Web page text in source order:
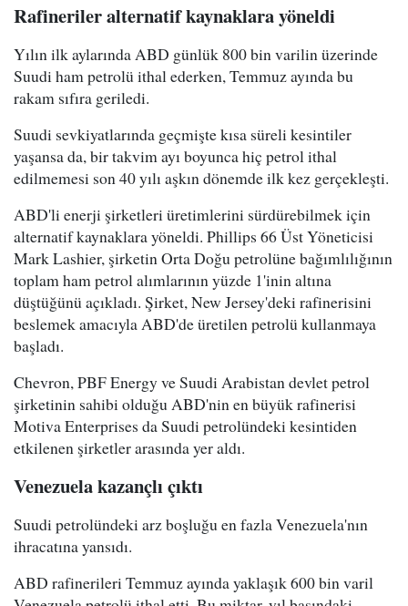
Rafineriler alternatif kaynaklara yöneldi
Yılın ilk aylarında ABD günlük 800 bin varilin üzerinde
Suudi ham petrolü ithal ederken, Temmuz ayında bu
rakam sıfıra geriledi.
Suudi sevkiyatlarında geçmişte kısa süreli kesintiler
yaşansa da, bir takvim ayı boyunca hiç petrol ithal
edilmemesi son 40 yılı aşkın dönemde ilk kez gerçekleşti.
ABD'li enerji şirketleri üretimlerini sürdürebilmek için
alternatif kaynaklara yöneldi. Phillips 66 Üst Yöneticisi
Mark Lashier, şirketin Orta Doğu petrolüne bağımlılığının
toplam ham petrol alımlarının yüzde 1'inin altına
düştüğünü açıkladı. Şirket, New Jersey'deki rafinerisini
beslemek amacıyla ABD'de üretilen petrolü kullanmaya
başladı.
Chevron, PBF Energy ve Suudi Arabistan devlet petrol
şirketinin sahibi olduğu ABD'nin en büyük rafinerisi
Motiva Enterprises da Suudi petrolündeki kesintiden
etkilenen şirketler arasında yer aldı.
Venezuela kazançlı çıktı
Suudi petrolündeki arz boşluğu en fazla Venezuela'nın
ihracatına yansıdı.
ABD rafinerileri Temmuz ayında yaklaşık 600 bin varil